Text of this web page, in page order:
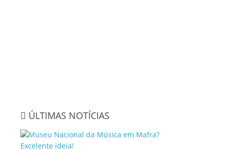
ÚLTIMAS NOTÍCIAS